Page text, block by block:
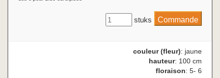
stuks
couleur (fleur): jaune
hauteur: 100 cm
floraison: 5- 6